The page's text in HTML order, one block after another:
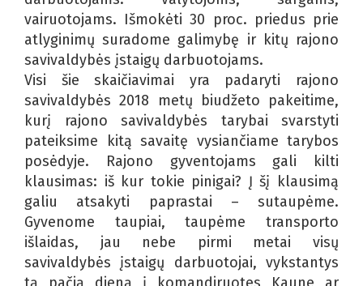
vairuotojams. Išmokėti 30 proc. priedus prie
atlyginimų suradome galimybę ir kitų rajono
savivaldybės įstaigų darbuotojams.
Visi šie skaičiavimai yra padaryti rajono
savivaldybės 2018 metų biudžeto pakeitime,
kurį rajono savivaldybės tarybai svarstyti
pateiksime kitą savaitę vysiančiame tarybos
posėdyje. Rajono gyventojams gali kilti
klausimas: iš kur tokie pinigai? Į šį klausimą
galiu atsakyti paprastai – sutaupėme.
Gyvenome taupiai, taupėme transporto
išlaidas, jau nebe pirmi metai visų
savivaldybės įstaigų darbuotojai, vykstantys